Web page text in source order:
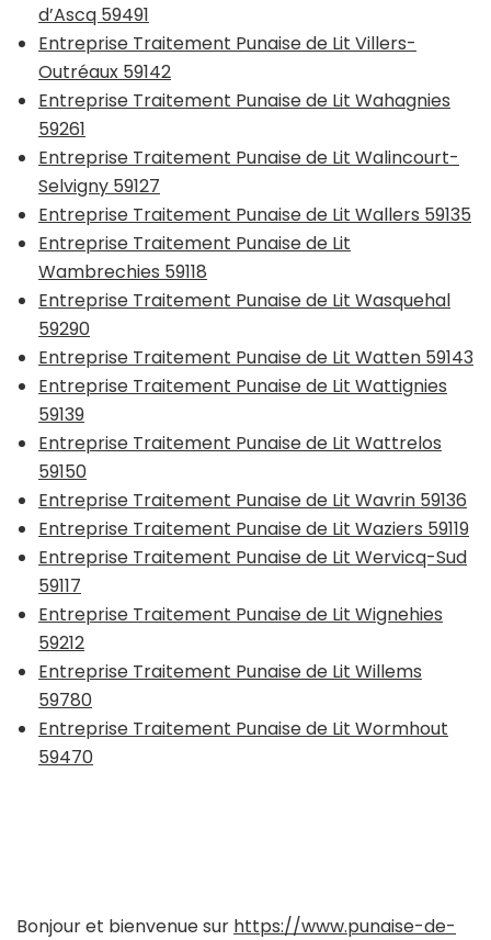
d’Ascq 59491
Entreprise Traitement Punaise de Lit Villers-
Outréaux 59142
Entreprise Traitement Punaise de Lit Wahagnies
59261
Entreprise Traitement Punaise de Lit Walincourt-
Selvigny 59127
Entreprise Traitement Punaise de Lit Wallers 59135
Entreprise Traitement Punaise de Lit
Wambrechies 59118
Entreprise Traitement Punaise de Lit Wasquehal
59290
Entreprise Traitement Punaise de Lit Watten 59143
Entreprise Traitement Punaise de Lit Wattignies
59139
Entreprise Traitement Punaise de Lit Wattrelos
59150
Entreprise Traitement Punaise de Lit Wavrin 59136
Entreprise Traitement Punaise de Lit Waziers 59119
Entreprise Traitement Punaise de Lit Wervicq-Sud
59117
Entreprise Traitement Punaise de Lit Wignehies
59212
Entreprise Traitement Punaise de Lit Willems
59780
Entreprise Traitement Punaise de Lit Wormhout
59470
Bonjour et bienvenue sur https://www.punaise-de-